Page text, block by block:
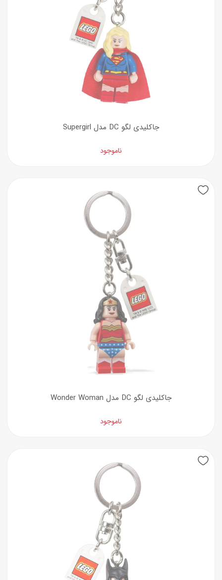
جاکلیدی لگو DC مدل Supergirl
ناموجود
جاکلیدی لگو DC مدل Wonder Woman
ناموجود